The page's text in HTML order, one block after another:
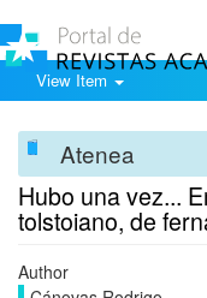
View Item
Atenea
Hubo una vez...
tolstoiano, de
Author